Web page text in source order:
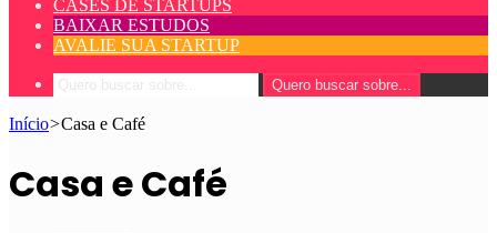
CASES DE STARTUPS
BAIXAR ESTUDOS
AVALIE SUA STARTUP
Quero buscar sobre...
Início>Casa e Café
Casa e Café